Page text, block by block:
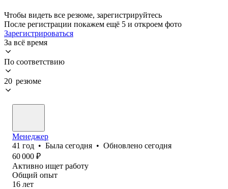
Чтобы видеть все резюме, зарегистрируйтесь
После регистрации покажем ещё 5 и откроем фото
Зарегистрироваться
За всё время
По соответствию
20 резюме
Менеджер
41 год • Была сегодня • Обновлено сегодня
60 000 ₽
Активно ищет работу
Общий опыт
16 лет